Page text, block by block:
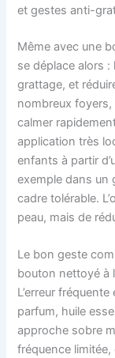
et gestes anti-
Même avec une
se déplace alors
grattage, et
nombreux foyers,
calmer
application très
enfants à partir
exemple dans un
cadre tolérable.
peau, mais de
Le bon geste
bouton nettoyé à
L’erreur
parfum, huile
approche sobre
fréquence limitée,